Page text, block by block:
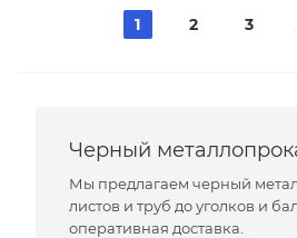
1 2 3
Черный
Мы предлагаем черный
листов и труб до уголков и
оперативная доставка.